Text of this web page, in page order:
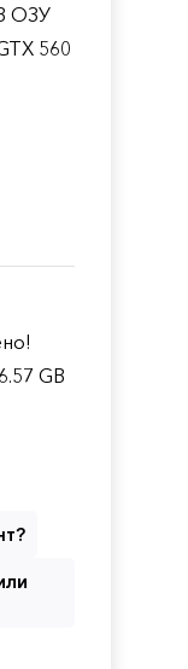
ОЗУ
560
6.57 GB